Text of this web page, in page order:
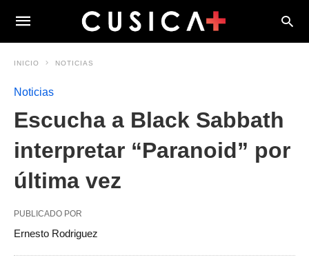
INICIO NOTICIAS
Noticias
Escucha a Black Sabbath
interpretar “Paranoid” por
última vez
PUBLICADO POR
Ernesto Rodriguez